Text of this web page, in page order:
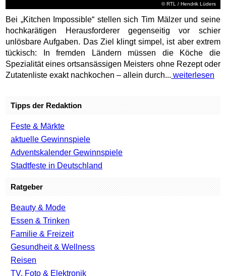
©RTL / Hendrik Lüders
Bei „Kitchen Impossible“ stellen sich Tim Mälzer und seine
hochkarätigen Herausforderer gegenseitig vor schier
unlösbare Aufgaben. Das Ziel klingt simpel, ist aber extrem
tückisch: In fremden Ländern müssen die Köche die
Spezialität eines ortsansässigen Meisters ohne Rezept oder
Zutatenliste exakt nachkochen – allein durch... weiterlesen
Tipps der Redaktion
Feste & Märkte
aktuelle Gewinnspiele
Adventskalender Gewinnspiele
Stadtfeste in Deutschland
Ratgeber
Beauty & Mode
Essen & Trinken
Familie & Freizeit
Gesundheit & Wellness
Reisen
TV, Foto & Elektronik